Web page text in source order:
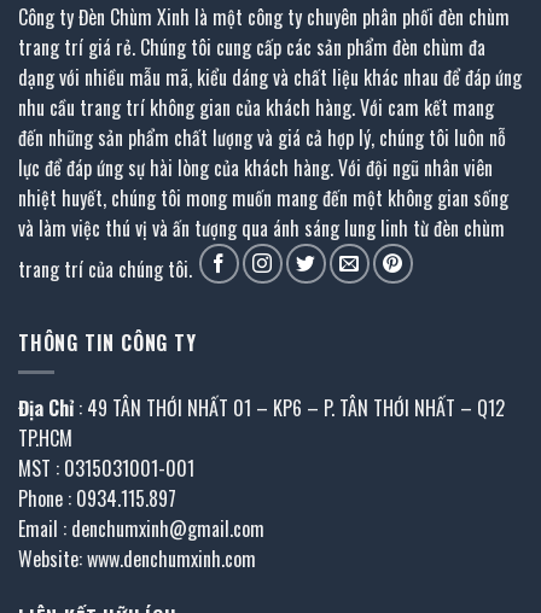
Công ty Đèn Chùm Xinh là một công ty chuyên phân phối đèn chùm
trang trí giá rẻ. Chúng tôi cung cấp các sản phẩm đèn chùm đa
dạng với nhiều mẫu mã, kiểu dáng và chất liệu khác nhau để đáp ứng
nhu cầu trang trí không gian của khách hàng. Với cam kết mang
đến những sản phẩm chất lượng và giá cả hợp lý, chúng tôi luôn nỗ
lực để đáp ứng sự hài lòng của khách hàng. Với đội ngũ nhân viên
nhiệt huyết, chúng tôi mong muốn mang đến một không gian sống
và làm việc thú vị và ấn tượng qua ánh sáng lung linh từ đèn chùm
trang trí của chúng tôi.
THÔNG TIN CÔNG TY
Địa Chỉ : 49 TÂN THỚI NHẤT 01 – KP6 – P. TÂN THỚI NHẤT – Q12
TP.HCM
MST : 0315031001-001
Phone : 0934.115.897
Email : denchumxinh@gmail.com
Website: www.denchumxinh.com